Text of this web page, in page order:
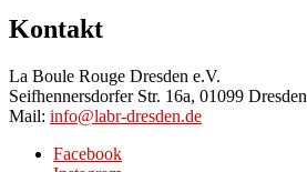
Kontakt
La Boule Rouge Dresden e.V.
Seifhennersdorfer Str. 16a, 01099 Dresden
Mail: info@labr-dresden.de
Facebook